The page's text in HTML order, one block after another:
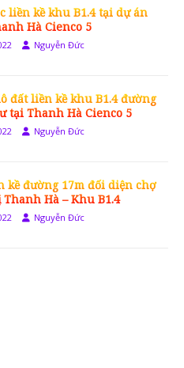
liền kề khu B1.4 tại dự án
Hà Cienco 5
Nguyễn Đức
đất liền kề khu B1.4 đường
tại Thanh Hà Cienco 5
Nguyễn Đức
kề đường 17m đối diện chợ
Hà – Khu B1.4
Nguyễn Đức